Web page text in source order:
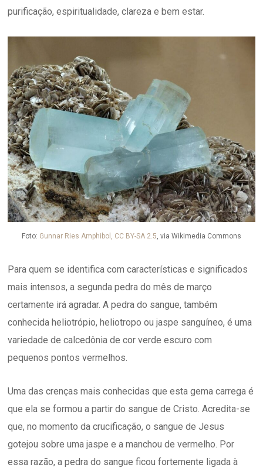
purificação, espiritualidade, clareza e bem estar.
Foto: Gunnar Ries Amphibol, CC BY-SA 2.5, via Wikimedia Commons
Para quem se identifica com características e significados
mais intensos, a segunda pedra do mês de março
certamente irá agradar. A pedra do sangue, também
conhecida heliotrópio, heliotropo ou jaspe sanguíneo, é uma
variedade de calcedônia de cor verde escuro com
pequenos pontos vermelhos.
Uma das crenças mais conhecidas que esta gema carrega é
que ela se formou a partir do sangue de Cristo. Acredita-se
que, no momento da crucificação, o sangue de Jesus
gotejou sobre uma jaspe e a manchou de vermelho. Por
essa razão, a pedra do sangue ficou fortemente ligada à